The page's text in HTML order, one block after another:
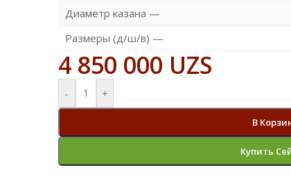
Диаметр казана —
Размеры (д/ш/в) —
4 850 000 UZS
- +
В
Купить